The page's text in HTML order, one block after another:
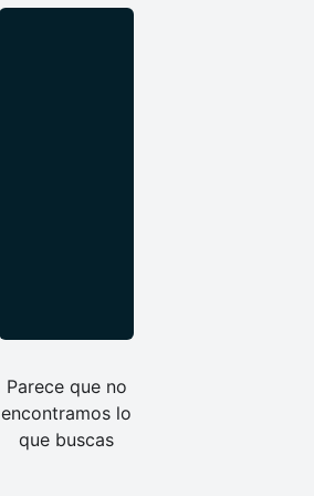
Parece que no
encontramos lo
que buscas